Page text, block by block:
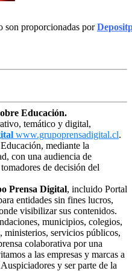
son proporcionadas por
Educación.
temático y digital,
www.grupoprensadigital.cl.
mediante la
con una audiencia de
de decisión del
Prensa Digital, incluido Portal
entidades sin fines lucros,
visibilizar sus contenidos.
municipios, colegios,
ministerios, servicios públicos,
colaborativa por una
a las empresas y marcas a
y ser parte de la